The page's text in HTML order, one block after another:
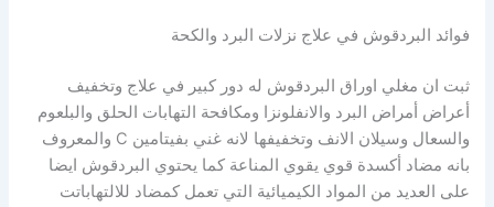
فوائد البردقوش في علاج نزلات البرد والكحة
ثبت ان مغلي اوراق البردقوش له دور كبير في علاج وتخفيف
أعراض أمراض البرد والانفلونزا ومكافحة التهابات الحلق والبلعوم
والسعال وسيلان الانف وتخفيفها لانه غني بفيتامين C والمعروف
بانه مضاد أكسدة قوي يقوي المناعة كما يحتوي البردقوش ايضا
على العديد من المواد الكيميائية التي تعمل كمضاد للالتهاباتت